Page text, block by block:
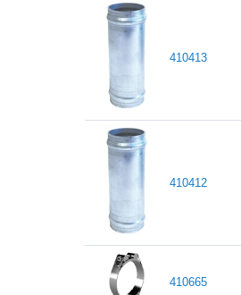
410413
410412
410665